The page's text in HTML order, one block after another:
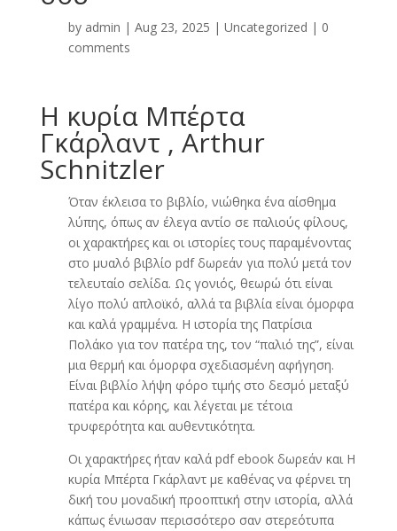
by admin | Aug 23, 2025 | Uncategorized | 0
comments
Η κυρία Μπέρτα
Γκάρλαντ , Arthur
Schnitzler
Όταν έκλεισα το βιβλίο, νιώθηκα ένα αίσθημα
λύπης, όπως αν έλεγα αντίο σε παλιούς φίλους,
οι χαρακτήρες και οι ιστορίες τους παραμένοντας
στο μυαλό βιβλίο pdf δωρεάν για πολύ μετά τον
τελευταίο σελίδα. Ως γονιός, θεωρώ ότι είναι
λίγο πολύ απλοϊκό, αλλά τα βιβλία είναι όμορφα
και καλά γραμμένα. Η ιστορία της Πατρίσια
Πολάκο για τον πατέρα της, τον “παλιό της”, είναι
μια θερμή και όμορφα σχεδιασμένη αφήγηση.
Είναι βιβλίο λήψη φόρο τιμής στο δεσμό μεταξύ
πατέρα και κόρης, και λέγεται με τέτοια
τρυφερότητα και αυθεντικότητα.
Οι χαρακτήρες ήταν καλά pdf ebook δωρεάν και Η
κυρία Μπέρτα Γκάρλαντ με καθένας να φέρνει τη
δική του μοναδική προοπτική στην ιστορία, αλλά
κάπως ένιωσαν περισσότερο σαν στερεότυπα